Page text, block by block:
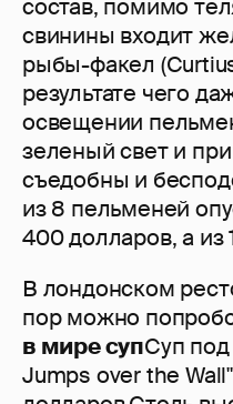
состав, помимо
свинины входит
рыбы-факел
результате чего
освещении
зеленый свет и
съедобны и
из 8 пельменей
400 долларов, а из
В лондонском
пор можно
в мире супСуп
Jumps over the